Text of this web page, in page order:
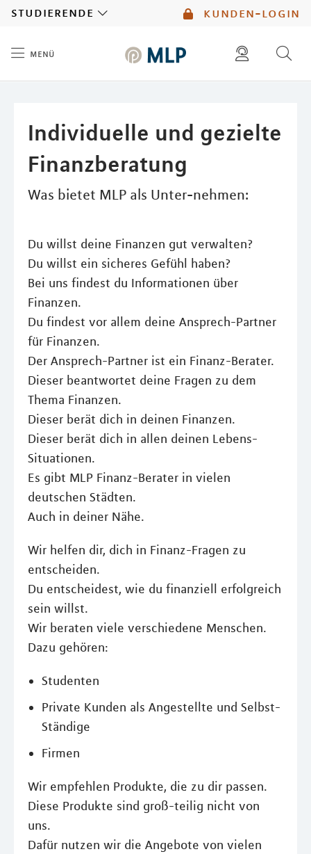
kunden-login
studierende
menü
Individuelle und gezielte
Finanzberatung
Was bietet MLP als Unter-nehmen:
Du willst deine Finanzen gut verwalten?
Du willst ein sicheres Gefühl haben?
Bei uns findest du Informationen über
Finanzen.
Du findest vor allem deine Ansprech-Partner
für Finanzen.
Der Ansprech-Partner ist ein Finanz-Berater.
Dieser beantwortet deine Fragen zu dem
Thema Finanzen.
Dieser berät dich in deinen Finanzen.
Dieser berät dich in allen deinen Lebens-
Situationen.
Es gibt MLP Finanz-Berater in vielen
deutschen Städten.
Auch in deiner Nähe.
Wir helfen dir, dich in Finanz-Fragen zu
entscheiden.
Du entscheidest, wie du finanziell erfolgreich
sein willst.
Wir beraten viele verschiedene Menschen.
Dazu gehören:
Studenten
Private Kunden als Angestellte und Selbst-
Ständige
Firmen
Wir empfehlen Produkte, die zu dir passen.
Diese Produkte sind groß-teilig nicht von
uns.
Dafür nutzen wir die Angebote von vielen